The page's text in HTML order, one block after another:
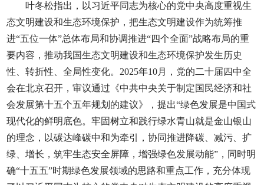
叶冬松指出，以习近平同志为核心的党中央高度重视生
态文明建设和生态环境保护，把生态文明建设作为统筹推
进“五位一体”总体布局和协调推进“四个全面”战略布局的重
要内容，推动我国生态文明建设和生态环境保护发生历史
性、转折性、全局性变化。2025年10月，党的二十届四中全
会在北京召开，审议通过《中共中央关于制定国民经济和社
会发展第十五个五年规划的建议》，提出“绿色发展是中国式
现代化的鲜明底色。牢固树立和践行绿水青山就是金山银山
的理念，以碳达峰碳中和为牵引，协同推进降碳、减污、扩
绿、增长，筑牢生态安全屏障，增强绿色发展动能”，同时明
确“十五五”时期绿色发展领域的思路和重点工作，充分体现